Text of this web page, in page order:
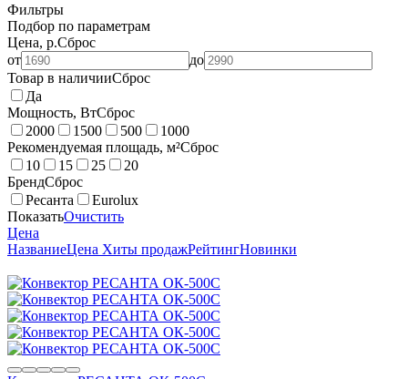
Фильтры
Подбор по параметрам
Цена, р.Сброс
от
до
Товар в наличииСброс
Да
Мощность, ВтСброс
2000
1500 500
1000
Рекомендуемая площадь, м²Сброс
10
15 25
20
БрендСброс
Ресанта
Eurolux
ПоказатьОчистить
Цена
НазваниеЦена Хиты продажРейтингНовинки